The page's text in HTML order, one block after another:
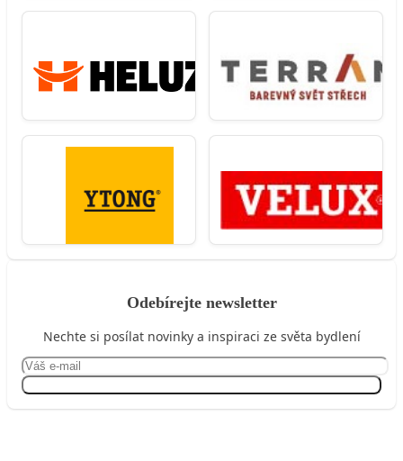
Odebírejte newsletter
Nechte si posílat novinky a inspiraci ze světa bydlení